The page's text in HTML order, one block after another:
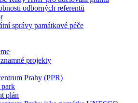
odborných referentů
správy památkové péče
projekty
Prahy (PPR)
plán